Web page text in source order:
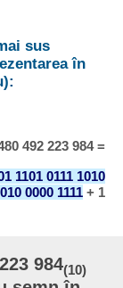
sus
în
492 223 984 =
1101 0111 1010
0000 1111+ 1
984(10)